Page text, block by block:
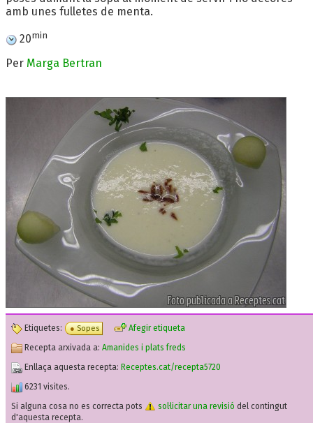
amb unes fulletes de menta.
20min
Per Marga Bertran
Etiquetes: Sopes
Afegir etiqueta
Recepta arxivada a: Amanides i plats freds
Enllaça aquesta recepta: Receptes.cat/recepta5720
6231 visites.
Si alguna cosa no es correcta pots
sol·licitar una revisió del contingut
d'aquesta recepta.